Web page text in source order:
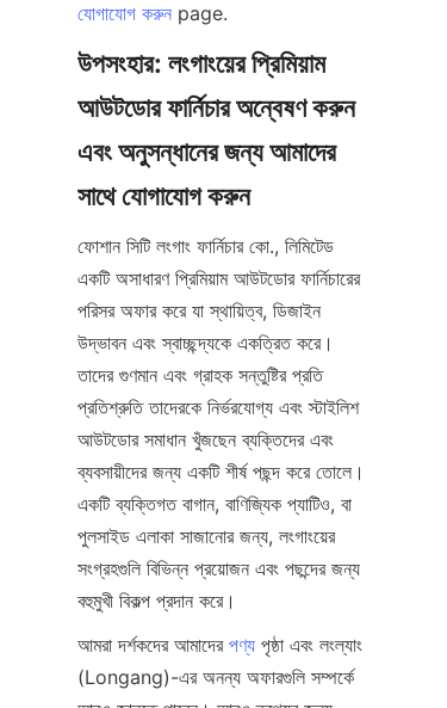
যোগাযোগ করুন
উপসংহার: লংগাংয়ের প্রিমিয়াম
আউটডোর ফার্নিচার অন্বেষণ করুন
এবং অনুসন্ধানের জন্য আমাদের
ফোশান সিটি লংগাং ফার্নিচার কো., লিমিটেড
একটি অসাধারণ প্রিমিয়াম আউটডোর ফার্নিচারের
পরিসর অফার করে যা স্থায়িত্ব, ডিজাইন
উদ্ভাবন এবং স্বাচ্ছন্দ্যকে একত্রিত করে।
তাদের গুণমান এবং গ্রাহক সন্তুষ্টির প্রতি
প্রতিশ্রুতি তাদেরকে নির্ভরযোগ্য এবং স্টাইলিশ
আউটডোর সমাধান খুঁজছেন ব্যক্তিদের এবং
ব্যবসায়ীদের জন্য একটি শীর্ষ পছন্দ করে তোলে।
একটি ব্যক্তিগত বাগান, বাণিজ্যিক প্যাটিও, বা
পুলসাইড এলাকা সাজানোর জন্য, লংগাংয়ের
সংগ্রহগুলি বিভিন্ন প্রয়োজন এবং পছন্দের জন্য
আমরা দর্শকদের আমাদের পণ্য পৃষ্ঠা এবং লংল্যাং
(Longang)-এর অনন্য অফারগুলি সম্পর্কে